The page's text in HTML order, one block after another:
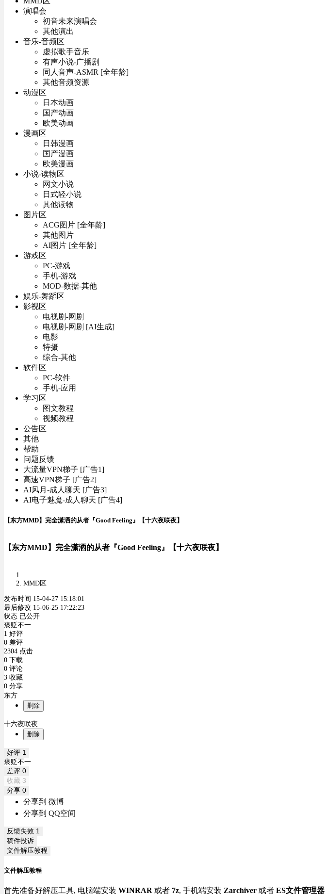
演唱会
初音未来演唱会
其他演出
音乐-音频区
虚拟歌手音乐
有声小说-广播剧
同人音声-ASMR [全年龄]
其他音频资源
动漫区
日本动画
国产动画
欧美动画
漫画区
日韩漫画
国产漫画
欧美漫画
小说-读物区
网文小说
日式轻小说
其他读物
图片区
ACG图片 [全年龄]
其他图片
AI图片 [全年龄]
游戏区
PC-游戏
手机-游戏
MOD-数据-其他
娱乐-舞蹈区
影视区
电视剧-网剧
电视剧-网剧 [AI生成]
电影
特摄
综合-其他
软件区
PC-软件
手机-应用
学习区
图文教程
视频教程
公告区
其他
帮助
问题反馈
大流量VPN梯子 [广告1]
高速VPN梯子 [广告2]
AI风月-成人聊天 [广告3]
AI电子魅魔-成人聊天 [广告4]
【东方MMD】完全潇洒的从者『Good Feeling』【十六夜咲夜】
【东方MMD】完全潇洒的从者『Good Feeling』【十六夜咲夜】
MMD区
发布时间 15-04-27 15:18:01
最后修改 15-06-25 17:22:23
状态 已公开
褒贬不一
1 好评
0 差评
2304 点击
0 下载
0 评论
3 收藏
0 分享
东方
删除
十六夜咲夜
删除
好评 1
褒贬不一
差评 0
收藏 3
分享 0
分享到 微博
分享到 QQ空间
反馈失效 1
稿件投诉
文件解压教程
文件解压教程
首先准备好解压工具, 电脑端安装 WINRAR 或者 7z, 手机端安装 Zarchiver 或者 ES文件管理器